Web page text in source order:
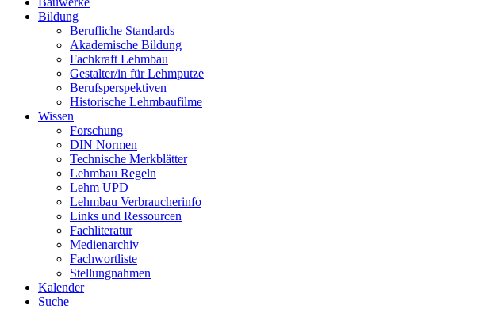
Bildung
Berufliche Standards
Akademische Bildung
Fachkraft Lehmbau
Gestalter/in für Lehmputze
Berufsperspektiven
Historische Lehmbaufilme
Wissen
Forschung
DIN Normen
Technische Merkblätter
Lehmbau Regeln
Lehm UPD
Lehmbau Verbraucherinfo
Links und Ressourcen
Fachliteratur
Medienarchiv
Fachwortliste
Stellungnahmen
Kalender
Suche